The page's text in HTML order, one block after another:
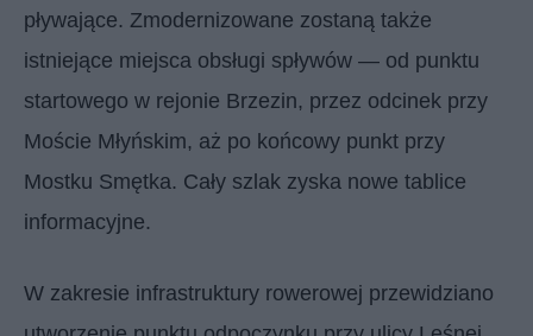
pływające. Zmodernizowane zostaną także
istniejące miejsca obsługi spływów — od punktu
startowego w rejonie Brzezin, przez odcinek przy
Moście Młyńskim, aż po końcowy punkt przy
Mostku Smętka. Cały szlak zyska nowe tablice
informacyjne.
W zakresie infrastruktury rowerowej przewidziano